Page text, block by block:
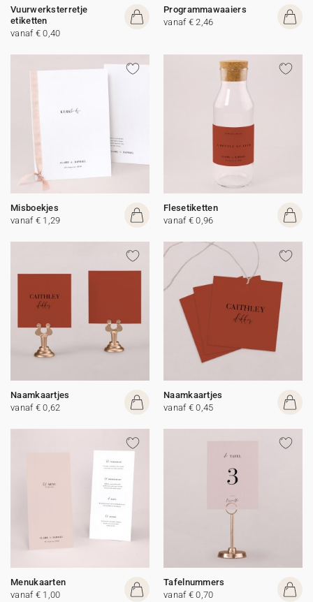
Vuurwerksterretje
etiketten
vanaf € 0,40
Programmawaaiers
vanaf € 2,46
Misboekjes
vanaf € 1,29
Flesetiketten
vanaf € 0,96
Naamkaartjes
vanaf € 0,62
Naamkaartjes
vanaf € 0,45
Menukaarten
vanaf € 1,00
Tafelnummers
vanaf € 0,70